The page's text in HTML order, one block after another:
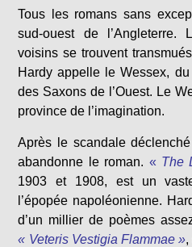
Tous les romans sans
sud-ouest de
voisins se trouvent
Hardy appelle le Wessex,
des Saxons de l’Ouest. Le
province de l’imagination.
Après le scandale
abandonne le roman. « The
1903 et 1908, est un
l’épopée napoléonienne.
d’un millier de poèmes
« Veteris Vestigia Flammae »,